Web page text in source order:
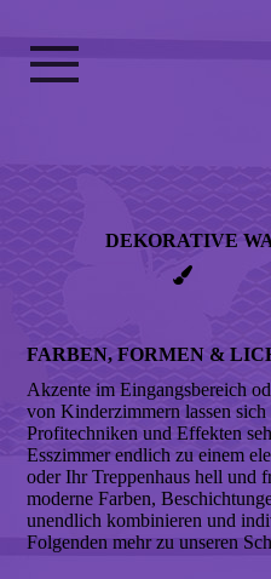
DEKO­­RATIVE
FARBEN, FORMEN &
Akzente im Eingangsbereich
von Kinderzimmern lassen
Profitechniken und Effekten
Esszimmer endlich zu einem
oder Ihr Treppenhaus hell und
moderne Farben,
unendlich kombinieren und
Folgenden mehr zu unseren